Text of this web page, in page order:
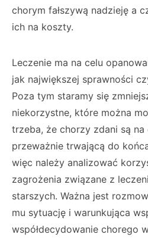
chorym fałszywą nadzieję a
ich na koszty.
Leczenie ma na celu
jak największej sprawności
Poza tym staramy się
niekorzystne, które można
trzeba, że chorzy zdani są na
przeważnie trwającą do
więc należy analizować
zagrożenia związane z
starszych. Ważna jest
mu sytuację i warunkująca
współdecydowanie chorego